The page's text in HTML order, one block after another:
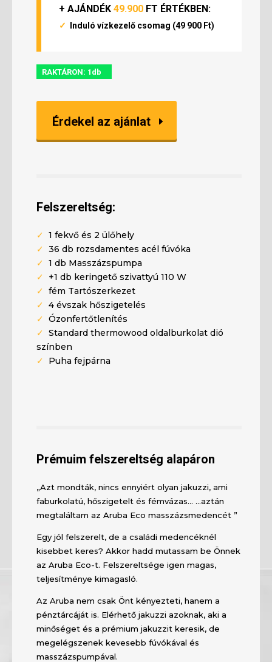
+ AJÁNDÉK 49.900 FT ÉRTÉKBEN:
✓ Induló vízkezelő csomag (49 900 Ft)
RAKTÁRON: 1db
Érdekel az ajánlat
Felszereltség:
✓ 1 fekvő és 2 ülőhely
✓ 36 db rozsdamentes acél fúvóka
✓ 1 db Masszázspumpa
✓
+1 db keringető szivattyú 110 W
✓ fém Tartószerkezet
✓ 4 évszak hőszigetelés
✓ Ózonfertőtlenítés
✓ Standard thermowood oldalburkolat dió
színben
✓
Puha fejpárna
Prémuim felszereltség alapáron
„Azt mondták, nincs ennyiért olyan jakuzzi, ami
faburkolatú, hőszigetelt és fémvázas… …aztán
megtaláltam az Aruba Eco masszázsmedencét ”
Egy jól felszerelt, de a családi medencéknél
kisebbet keres? Akkor hadd mutassam be Önnek
az Aruba Eco-t. Felszereltsége igen magas,
teljesítménye kimagasló.
Az Aruba nem csak Önt kényezteti, hanem a
pénztárcáját is. Elérhető jakuzzi azoknak, aki a
minőséget és a prémium jakuzzit keresik, de
megelégszenek kevesebb fúvókával és
masszázspumpával.